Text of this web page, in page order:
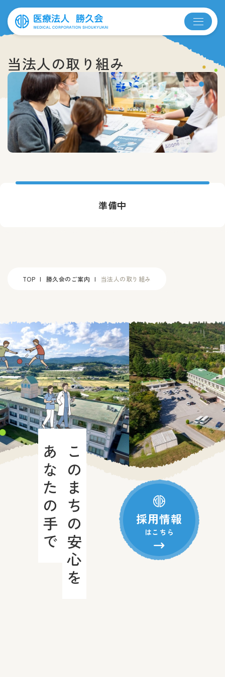
当法人の取り組み
準備中
TOP 勝久会のご案内 当法人の取り組み
このまちの安心を
あなたの手で 採用情報
はこちら